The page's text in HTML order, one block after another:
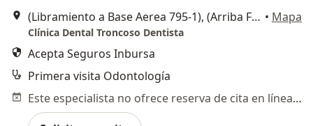
(Libramiento a Base Aerea 795-1), (Arriba Ferreteria Salas, a 50 mts Farmacia Guadalajara Base Aérea) 20° 45' 17.75", , Zapopan • Mapa
Clínica Dental Troncoso Dentista
Acepta Seguros Inbursa
Primera visita Odontología
Este especialista no ofrece reserva de cita en línea en esta dirección.